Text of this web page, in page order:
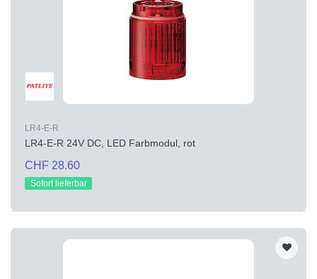
LR4-E-R
LR4-E-R 24V DC, LED Farbmodul, rot
CHF 28.60
Sofort lieferbar